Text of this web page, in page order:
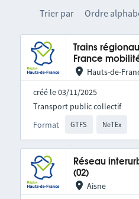
Trier par Ordre
Trains
France
Hauts-de-
créé le 03/11/2025
Format GTFS NeTEx
Transport public collectif
Réseau
(02)
Aisne